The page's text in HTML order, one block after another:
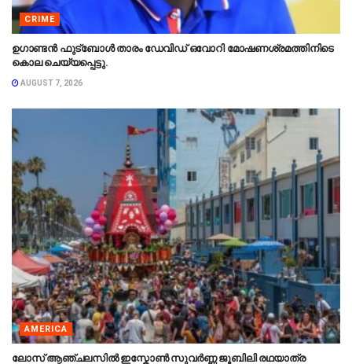
CRIME
ഉഗാണ്ടൻ ഫുട്ബോൾ താരം ഡേവിഡ് ഒവോറി മോഷണശ്രമത്തിനിടെ
കൊല ചെയ്യപ്പെട്ടു.
AUGUST 7, 2026
AMERICA
ലോസ് ആഞ്ചലസിൽ ഇസ്കോൺ സുവർണ്ണ ജൂബിലി രഥയാത്ര